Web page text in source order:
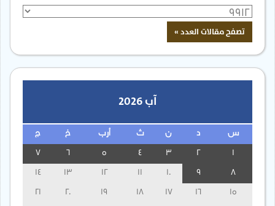
آب 2026
س ن ث أرب خ ج
3
13
14
15
16
17
18
19
20
21